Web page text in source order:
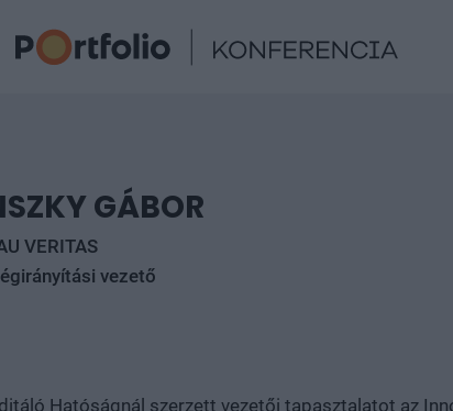
GÁBOR
VERITAS
vezető
Hatóságnál szerzett vezetői tapasztalatot az